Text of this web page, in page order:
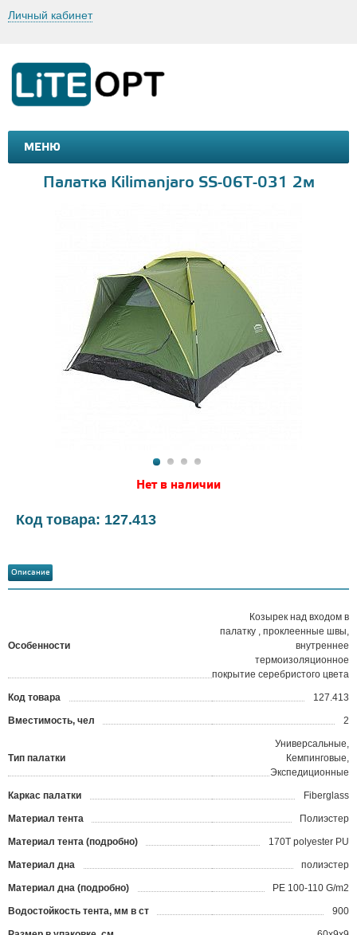
Личный кабинет
МЕНЮ
МАШИНКИ И МОТОЦИКЛЫ
Палатка Kilimanjaro SS-06Т-031 2м
Нет в наличии
Код товара: 127.413
Описание
Особенности
Козырек над входом в
палатку , проклеенные швы,
внутреннее
термоизоляционное
покрытие серебристого цвета
Код товара 127.413
Вместимость, чел 2
Тип палатки
Универсальные,
Кемпинговые,
Экспедиционные
Каркас палатки Fiberglass
Материал тента Полиэстер
Материал тента (подробно) 170T polyester PU
Материал дна полиэстер
Материал дна (подробно) РЕ 100-110 G/m2
Водостойкость тента, мм в ст 900